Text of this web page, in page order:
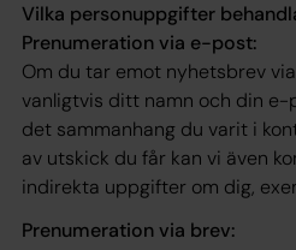
Vilka personuppgifter
Prenumeration via e-post:
Om du tar emot nyhetsbrev
vanligtvis ditt namn och din e-
det sammanhang du varit i
av utskick du får kan vi även
indirekta uppgifter om dig,
Prenumeration via brev: